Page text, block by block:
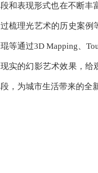
段和表现形式也在不断丰
过梳理光艺术的历史案例
琨等通过3D Mapping、
现实的幻影艺术效果，给
段，为城市生活带来的全